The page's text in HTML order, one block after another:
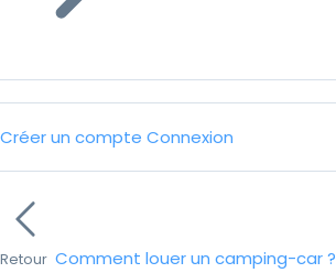
Créer un compte Connexion
Retour Comment louer un camping-car ?